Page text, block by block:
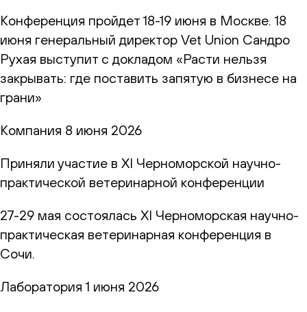
Конференция пройдет 18-19 июня в Москве. 18
июня генеральный директор Vet Union Сандро
Рухая выступит с докладом «Расти нельзя
закрывать: где поставить запятую в бизнесе на
грани»
Компания 8 июня 2026
Приняли участие в XI Черноморской научно-
практической ветеринарной конференции
27-29 мая состоялась XI Черноморская научно-
практическая ветеринарная конференция в
Сочи.
Лаборатория 1 июня 2026